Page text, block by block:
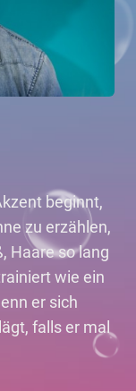
beginnt,
zu erzählen,
Haare so lang
wie ein
er sich
falls er mal